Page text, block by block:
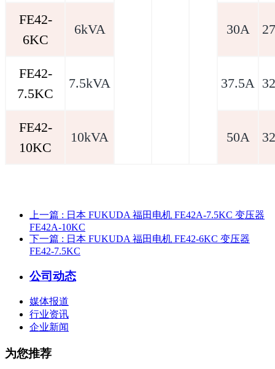
FE42-
6KC
6kVA 30A
FE42-
7.5KC
7.5kVA 37.5A
FE42-
10KC
10kVA 50A
上一篇 : 日本 FUKUDA 福田电机 FE42A-7.5KC 变压器
FE42A-10KC
下一篇 : 日本 FUKUDA 福田电机 FE42-6KC 变压器
FE42-7.5KC
公司动态
媒体报道
行业资讯
企业新闻
为您推荐